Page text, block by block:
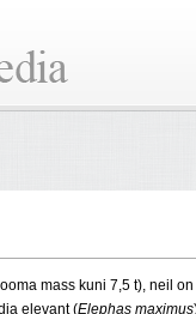
mass kuni 7,5 t), neil
elevant (Elephas maximus